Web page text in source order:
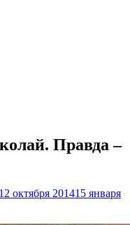
Правда –
12 октября 201415 января